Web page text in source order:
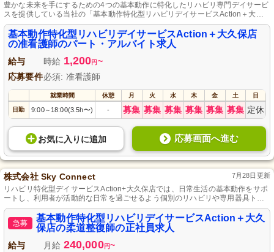
豊かな未来を手にするための4つの基本動作に特化したリハビリ専門デイサービ
スを提供している当社の「基本動作特化型リハビリデイサービスAction＋大久
保店」は、全てのご利用者さまが前向きにリハビリテーションに取り組むこと
を支援します。
基本動作特化型リハビリデイサービスAction＋大久保店
の准看護師のパート・アルバイト求人
給与 時給 1,200円 ~
応募要件必須: 准看護師
就業時間 休憩 月 火 水 木 金 土 日
日勤 9:00～ 18:00(3.5h〜) - 募集 募集 募集 募集 募集 募集 定休
お気に入り に追加 応募画面へ進む
株式会社 Sky Connect 7月28日更新
リハビリ特化型デイサービスAction+大久保店では、日常生活の基本動作をサポ
ートし、利用者が活動的な日常を過ごせるよう個別のリハビリや専用器具トレ
ーニングを提供します。
急募
基本動作特化型リハビリデイサービスAction＋大久
保店の柔道整復師の正社員求人
給与 月給 240,000円~